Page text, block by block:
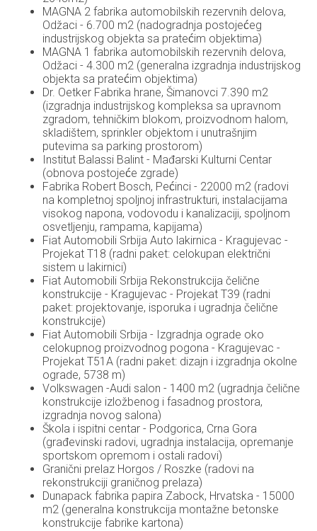
MAGNA 2 fabrika automobilskih rezervnih delova,
Odžaci - 6.700 m2 (nadogradnja postojećeg
industrijskog objekta sa pratećim objektima)
MAGNA 1 fabrika automobilskih rezervnih delova,
Odžaci - 4.300 m2 (generalna izgradnja industrijskog
objekta sa pratećim objektima)
Dr. Oetker Fabrika hrane, Šimanovci 7.390 m2
(izgradnja industrijskog kompleksa sa upravnom
zgradom, tehničkim blokom, proizvodnom halom,
skladištem, sprinkler objektom i unutrašnjim
putevima sa parking prostorom)
Institut Balassi Balint - Mađarski Kulturni Centar
(obnova postojeće zgrade)
Fabrika Robert Bosch, Pećinci - 22000 m2 (radovi
na kompletnoj spoljnoj infrastrukturi, instalacijama
visokog napona, vodovodu i kanalizaciji, spoljnom
osvetljenju, rampama, kapijama)
Fiat Automobili Srbija Auto lakirnica - Kragujevac -
Projekat T18 (radni paket: celokupan električni
sistem u lakirnici)
Fiat Automobili Srbija Rekonstrukcija čelične
konstrukcije - Kragujevac - Projekat T39 (radni
paket: projektovanje, isporuka i ugradnja čelične
konstrukcije)
Fiat Automobili Srbija - Izgradnja ograde oko
celokupnog proizvodnog pogona - Kragujevac -
Projekat T51A (radni paket: dizajn i izgradnja okolne
ograde, 5738 m)
Volkswagen -Audi salon - 1400 m2 (ugradnja čelične
konstrukcije izložbenog i fasadnog prostora,
izgradnja novog salona)
Škola i ispitni centar - Podgorica, Crna Gora
(građevinski radovi, ugradnja instalacija, opremanje
sportskom opremom i ostali radovi)
Granični prelaz Horgos / Roszke (radovi na
rekonstrukciji graničnog prelaza)
Dunapack fabrika papira Zabock, Hrvatska - 15000
m2 (generalna konstrukcija montažne betonske
konstrukcije fabrike kartona)